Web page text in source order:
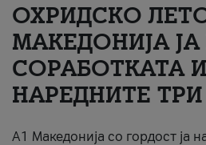
#ПодобарОнлајн
ОХРИДСКО
МАКЕДОНИЈА
СОРАБОТКАТА
НАРЕДНИТЕ
A1 Македонија со гордост ја